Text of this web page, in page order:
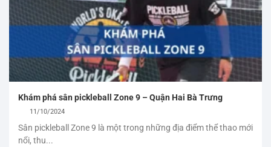
Khám phá sân pickleball Zone 9 – Quận Hai Bà Trưng
11/10/2024
Sân pickleball Zone 9 là một trong những địa điểm thể thao mới
nổi, thu...